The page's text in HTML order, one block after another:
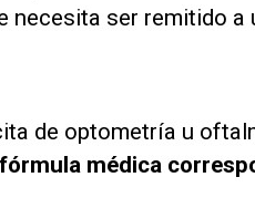
necesita ser remitido a
de optometría u
médica